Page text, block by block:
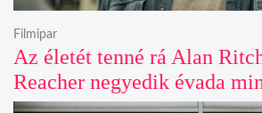
Az életét tenné rá Alan
Reacher negyedik évada
Filmipar